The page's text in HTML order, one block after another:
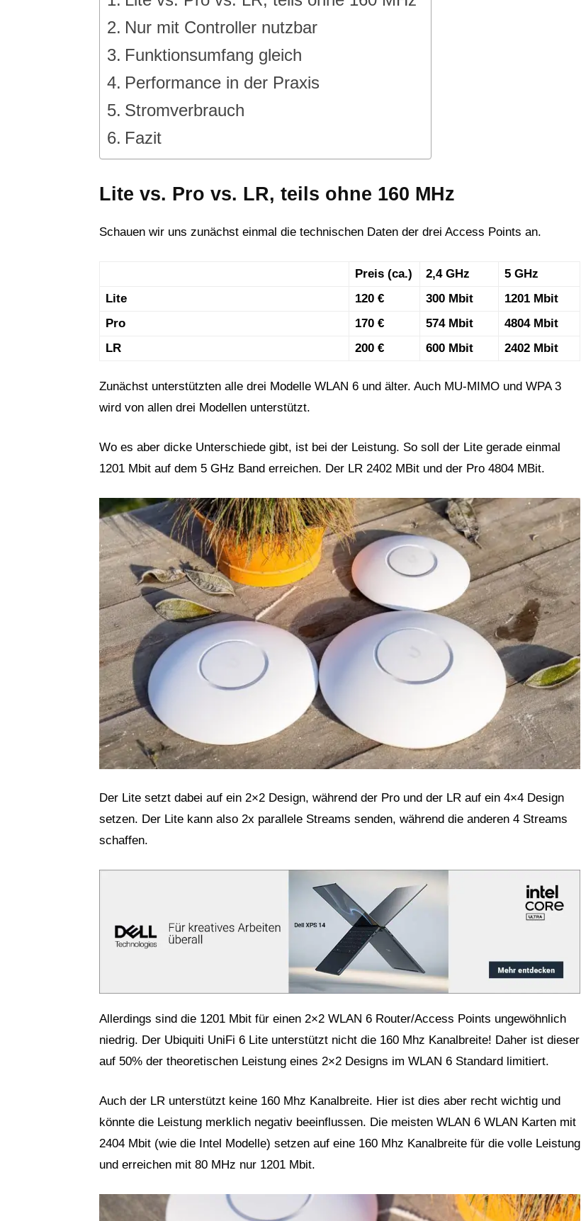
Nur mit Controller nutzbar
Funktionsumfang gleich
Performance in der Praxis
Stromverbrauch
Fazit
Lite vs. Pro vs. LR, teils ohne 160 MHz
Schauen wir uns zunächst einmal die technischen Daten der drei Access Points an.
Preis (ca.) 2,4 GHz
5 GHz
Lite
120 € 300 Mbit
1201 Mbit
Pro
170 € 574 Mbit
4804 Mbit
LR
200 € 600 Mbit 2402 Mbit
Zunächst unterstützten alle drei Modelle WLAN 6 und älter. Auch MU-MIMO und WPA 3
wird von allen drei Modellen unterstützt.
Wo es aber dicke Unterschiede gibt, ist bei der Leistung. So soll der Lite gerade einmal
1201 Mbit auf dem 5 GHz Band erreichen. Der LR 2402 MBit und der Pro 4804 MBit.
Der Lite setzt dabei auf ein 2×2 Design, während der Pro und der LR auf ein 4×4 Design
setzen. Der Lite kann also 2x parallele Streams senden, während die anderen 4 Streams
schaffen.
Allerdings sind die 1201 Mbit für einen 2×2 WLAN 6 Router/Access Points ungewöhnlich
niedrig. Der Ubiquiti UniFi 6 Lite unterstützt nicht die 160 Mhz Kanalbreite! Daher ist dieser
auf 50% der theoretischen Leistung eines 2×2 Designs im WLAN 6 Standard limitiert.
Auch der LR unterstützt keine 160 Mhz Kanalbreite. Hier ist dies aber recht wichtig und
könnte die Leistung merklich negativ beeinflussen. Die meisten WLAN 6 WLAN Karten mit
2404 Mbit (wie die Intel Modelle) setzen auf eine 160 Mhz Kanalbreite für die volle Leistung
und erreichen mit 80 MHz nur 1201 Mbit.